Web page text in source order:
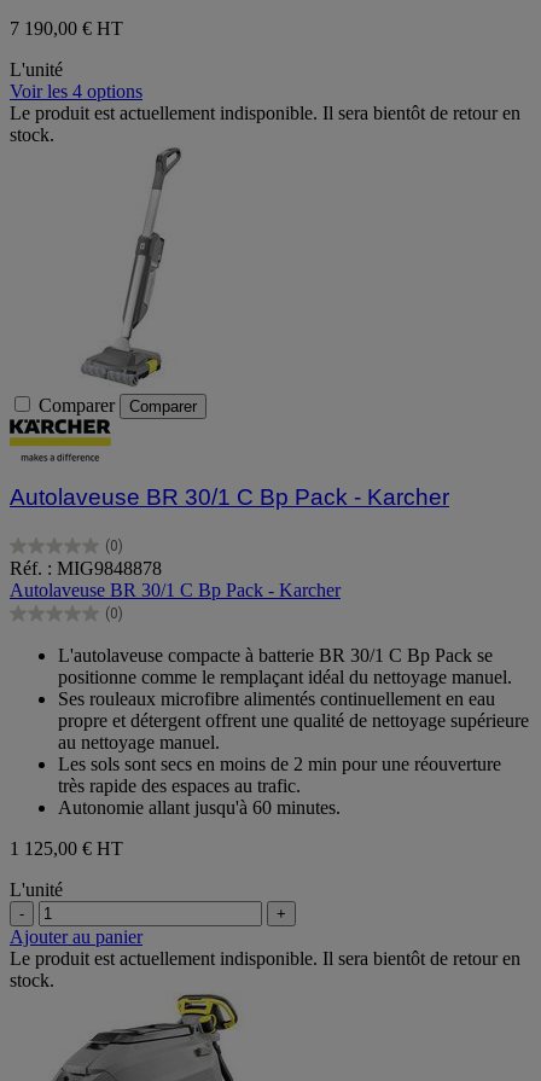
7 190,00 € HT
L'unité
Voir les 4 options
Le produit est actuellement indisponible. Il sera bientôt de retour en
stock.
Comparer Comparer
Autolaveuse BR 30/1 C Bp Pack - Karcher
(0)
0.0
sur
5
étoiles.
Réf. : MIG9848878
Autolaveuse BR 30/1 C Bp Pack - Karcher
(0)
0.0
étoiles.
L'autolaveuse compacte à batterie BR 30/1 C Bp Pack se
positionne comme le remplaçant idéal du nettoyage manuel.
Ses rouleaux microfibre alimentés continuellement en eau
propre et détergent offrent une qualité de nettoyage supérieure
au nettoyage manuel.
Les sols sont secs en moins de 2 min pour une réouverture
très rapide des espaces au trafic.
Autonomie allant jusqu'à 60 minutes.
1 125,00 € HT
L'unité
- +
Ajouter au panier
Le produit est actuellement indisponible. Il sera bientôt de retour en
stock.